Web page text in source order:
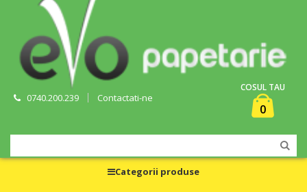
0740.200.239 Contactati-ne
COSUL TAU
0
Categorii produse